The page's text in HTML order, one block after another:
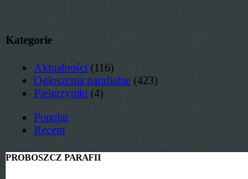
Kategorie
Aktualności (116)
Ogłoszenia parafialne (423)
Pielgrzymki (4)
Popular
Recent
PROBOSZCZ PARAFII